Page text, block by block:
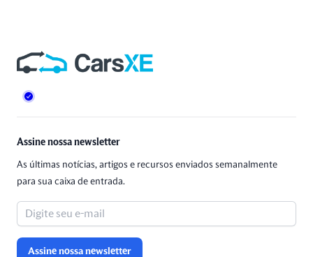
Rodapé
Assine nossa newsletter
As últimas notícias, artigos e recursos enviados semanalmente
para sua caixa de entrada.
Assine nossa newsletter